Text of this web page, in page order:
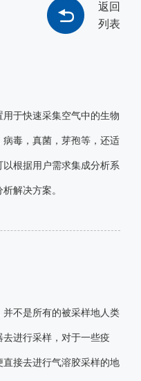
返回
列表
于快速采集空气中的生物
毒，真菌，芽孢等，还适
根据用户需求集成分析系
解决方案。
不是所有的被采样地人类
进行采样，对于一些疫
直接去进行气溶胶采样的地